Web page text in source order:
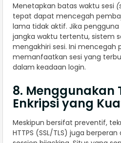
Menetapkan batas waktu sesi
tepat dapat mencegah
lama tidak aktif. Jika
jangka waktu tertentu, sistem
mengakhiri sesi. Ini mencegah
memanfaatkan sesi yang
dalam keadaan login.
8. Menggunakan
Enkripsi yang
Meskipun bersifat preventif,
HTTPS (SSL/TLS) juga